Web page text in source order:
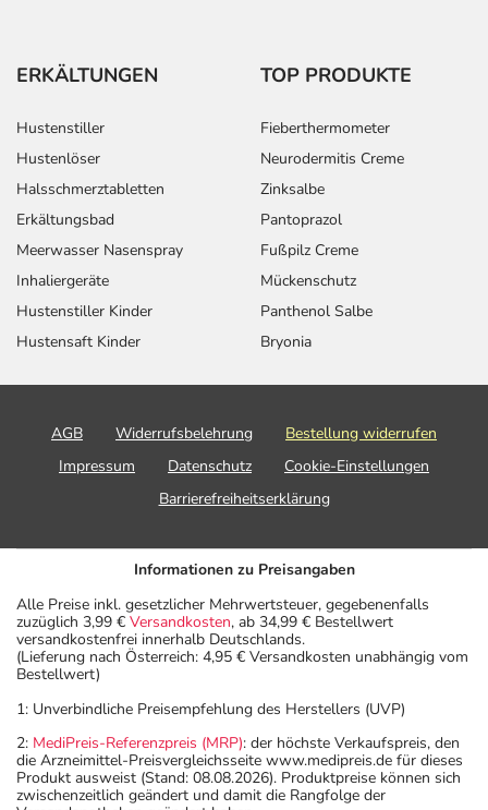
ERKÄLTUNGEN
Hustenstiller
Hustenlöser
Halsschmerztabletten
Erkältungsbad
Meerwasser Nasenspray
Inhaliergeräte
Hustenstiller Kinder
Hustensaft Kinder
TOP PRODUKTE
Fieberthermometer
Neurodermitis Creme
Zinksalbe
Pantoprazol
Fußpilz Creme
Mückenschutz
Panthenol Salbe
Bryonia
AGB Widerrufsbelehrung
Bestellung widerrufen
Impressum
Datenschutz
Cookie-Einstellungen
Barrierefreiheitserklärung
Informationen zu Preisangaben
Alle Preise inkl. gesetzlicher Mehrwertsteuer, gegebenenfalls
zuzüglich 3,99 € Versandkosten, ab 34,99 € Bestellwert
versandkostenfrei innerhalb Deutschlands.
(Lieferung nach Österreich: 4,95 € Versandkosten unabhängig vom
Bestellwert)
1: Unverbindliche Preisempfehlung des Herstellers (UVP)
2: MediPreis-Referenzpreis (MRP): der höchste Verkaufspreis, den
die Arzneimittel-Preisvergleichsseite www.medipreis.de für dieses
Produkt ausweist (Stand: 08.08.2026). Produktpreise können sich
zwischenzeitlich geändert und damit die Rangfolge der